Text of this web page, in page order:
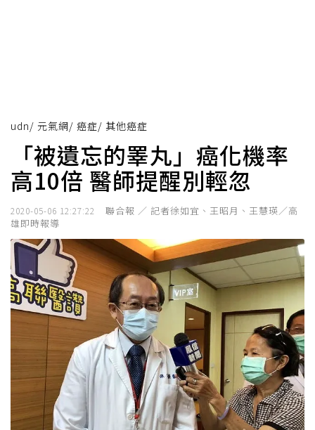
udn/ 元氣網/ 癌症/ 其他癌症
「被遺忘的睪丸」癌化機率
高10倍 醫師提醒別輕忽
2020-05-06 12:27:22
聯合報 ／ 記者徐如宜、王昭月、王慧瑛／高
雄即時報導